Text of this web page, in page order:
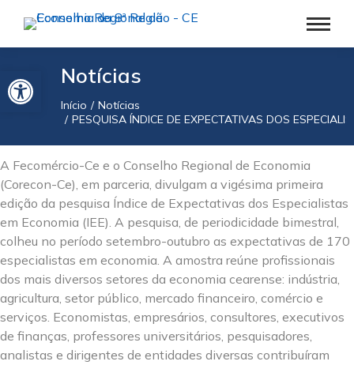
Barra de Ferramentas AbertaNotícias
Você está aqui:
Início
Notícias
PESQUISA ÍNDICE DE EXPECTATIVAS DOS
A Fecomércio-Ce e o Conselho Regional de Economia
(Corecon-Ce), em parceria, divulgam a vigésima primeira
edição da pesquisa Índice de Expectativas dos Especialistas
em Economia (IEE). A pesquisa, de periodicidade bimestral,
colheu no período setembro-outubro as expectativas de 170
especialistas em economia. A amostra reúne profissionais
dos mais diversos setores da economia cearense: indústria,
agricultura, setor público, mercado financeiro, comércio e
serviços. Economistas, empresários, consultores, executivos
de finanças, professores universitários, pesquisadores,
analistas e dirigentes de entidades diversas contribuíram